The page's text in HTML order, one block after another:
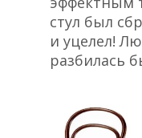
стул был
и уцелел!
разбилась